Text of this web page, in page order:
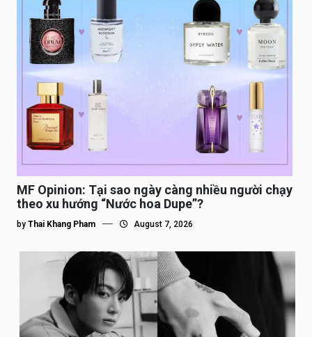
MF Opinion: Tại sao ngày càng nhiều người chạy
theo xu hướng “Nước hoa Dupe”?
by Thai Khang Pham August 7, 2026